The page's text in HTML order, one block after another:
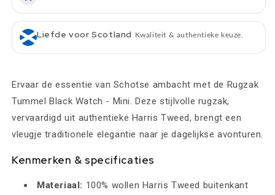
Liefde voor Scotland Kwaliteit & authentieke keuze.
Ervaar de essentie van Schotse ambacht met de Rugzak
Tummel Black Watch - Mini. Deze stijlvolle rugzak,
vervaardigd uit authentieke Harris Tweed, brengt een
vleugje traditionele elegantie naar je dagelijkse avonturen.
Kenmerken & specificaties
Materiaal: 100% wollen Harris Tweed buitenkant